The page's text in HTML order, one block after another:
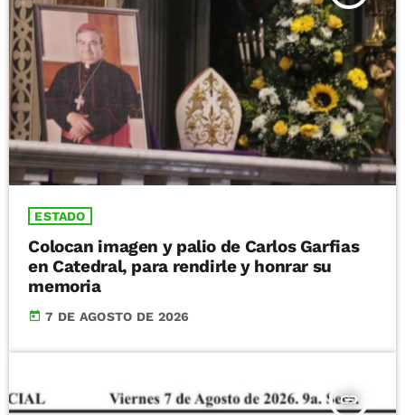
ESTADO
Colocan imagen y palio de Carlos Garfias
en Catedral, para rendirle y honrar su
memoria
today 7 DE AGOSTO DE 2026
insert_link